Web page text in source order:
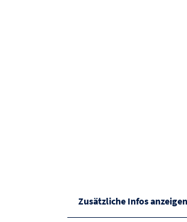
Zusätzliche Infos anzeigen